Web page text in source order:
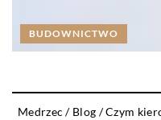
BUDOWNICTWO
Medrzec / Blog /Czym